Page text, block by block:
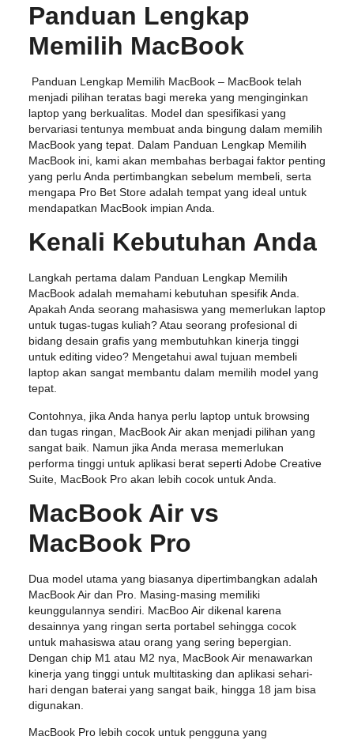
Panduan Lengkap
Memilih MacBook
Panduan Lengkap Memilih MacBook– MacBook telah
menjadi pilihan teratas bagi mereka yang menginginkan
laptop yang berkualitas. Model dan spesifikasi yang
bervariasi tentunya membuat anda bingung dalam memilih
MacBook yang tepat. Dalam Panduan Lengkap Memilih
MacBook ini, kami akan membahas berbagai faktor penting
yang perlu Anda pertimbangkan sebelum membeli, serta
mengapa Pro Bet Store adalah tempat yang ideal untuk
mendapatkan MacBook impian Anda.
Kenali Kebutuhan Anda
Langkah pertama dalam Panduan Lengkap Memilih
MacBook adalah memahami kebutuhan spesifik Anda.
Apakah Anda seorang mahasiswa yang memerlukan laptop
untuk tugas-tugas kuliah? Atau seorang profesional di
bidang desain grafis yang membutuhkan kinerja tinggi
untuk editing video? Mengetahui awal tujuan membeli
laptop akan sangat membantu dalam memilih model yang
tepat.
Contohnya, jika Anda hanya perlu laptop untuk browsing
dan tugas ringan, MacBook Air akan menjadi pilihan yang
sangat baik. Namun jika Anda merasa memerlukan
performa tinggi untuk aplikasi berat seperti Adobe Creative
Suite, MacBook Pro akan lebih cocok untuk Anda.
MacBook Air vs
MacBook Pro
Dua model utama yang biasanya dipertimbangkan adalah
MacBook Air dan Pro. Masing-masing memiliki
keunggulannya sendiri. MacBoo Air dikenal karena
desainnya yang ringan serta portabel sehingga cocok
untuk mahasiswa atau orang yang sering bepergian.
Dengan chip M1 atau M2 nya, MacBook Air menawarkan
kinerja yang tinggi untuk multitasking dan aplikasi sehari-
hari dengan baterai yang sangat baik, hingga 18 jam bisa
digunakan.
MacBook Pro lebih cocok untuk pengguna yang